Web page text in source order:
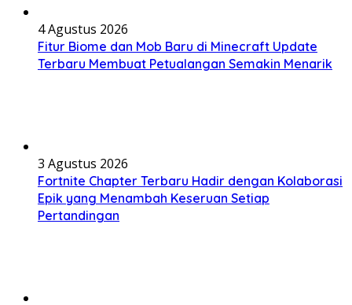
4 Agustus 2026
Fitur Biome dan Mob Baru di Minecraft Update
Terbaru Membuat Petualangan Semakin Menarik
3 Agustus 2026
Fortnite Chapter Terbaru Hadir dengan Kolaborasi
Epik yang Menambah Keseruan Setiap
Pertandingan